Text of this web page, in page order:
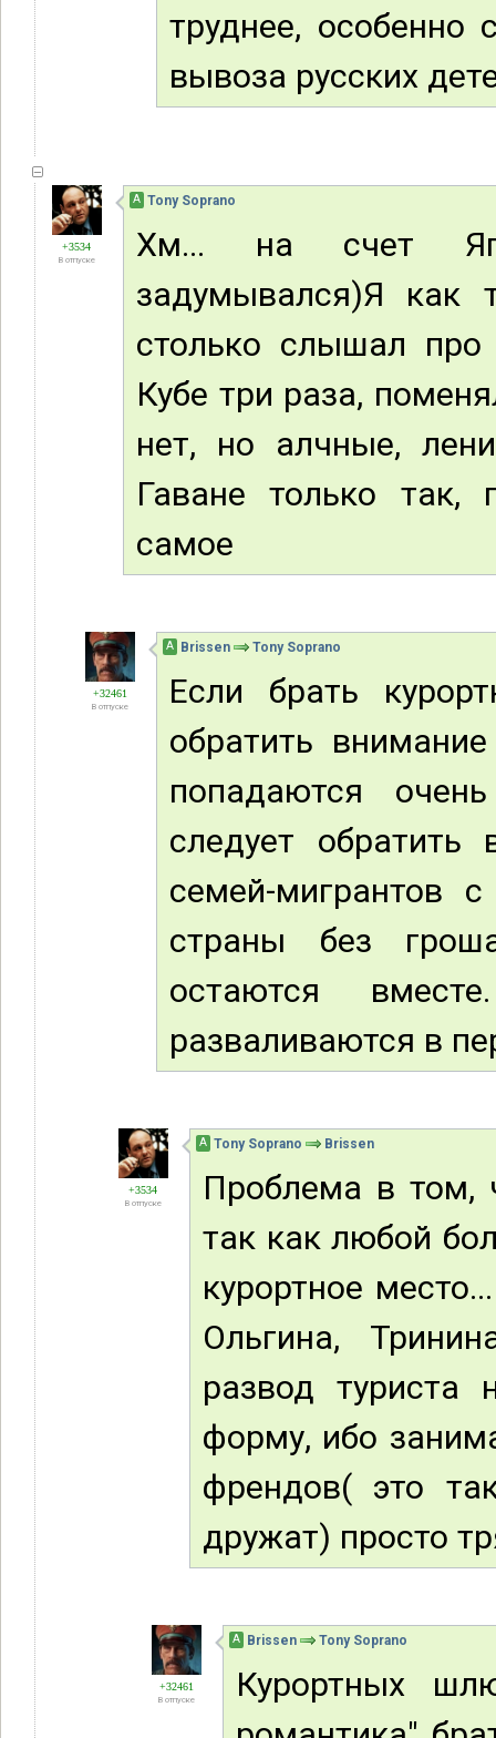
труднее, особенно
вывоза русских
+3534
В отпуске
А Tony Soprano
Хм... на счет
задумывался)Я как
столько слышал
Кубе три раза,
нет, но алчные,
Гаване только так,
самое
+32461
В отпуске
А Brissen Tony Soprano
Если брать
обратить
попадаются
следует
семей-мигрантов
страны без
остаются
разваливаются в
+3534
В отпуске
А Tony Soprano Brissen
Проблема в том,
так как любой
курортное
Ольгина,
развод туриста
форму, ибо
френдов( это
дружат) просто
+32461
В отпуске
А Brissen Tony Soprano
Курортных